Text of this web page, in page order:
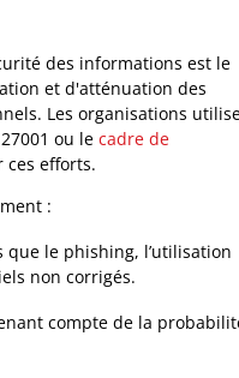
des informations est le
et d'atténuation des
Les organisations
ou le cadre de
ces efforts.
:
le phishing, l’utilisation
non corrigés.
compte de la